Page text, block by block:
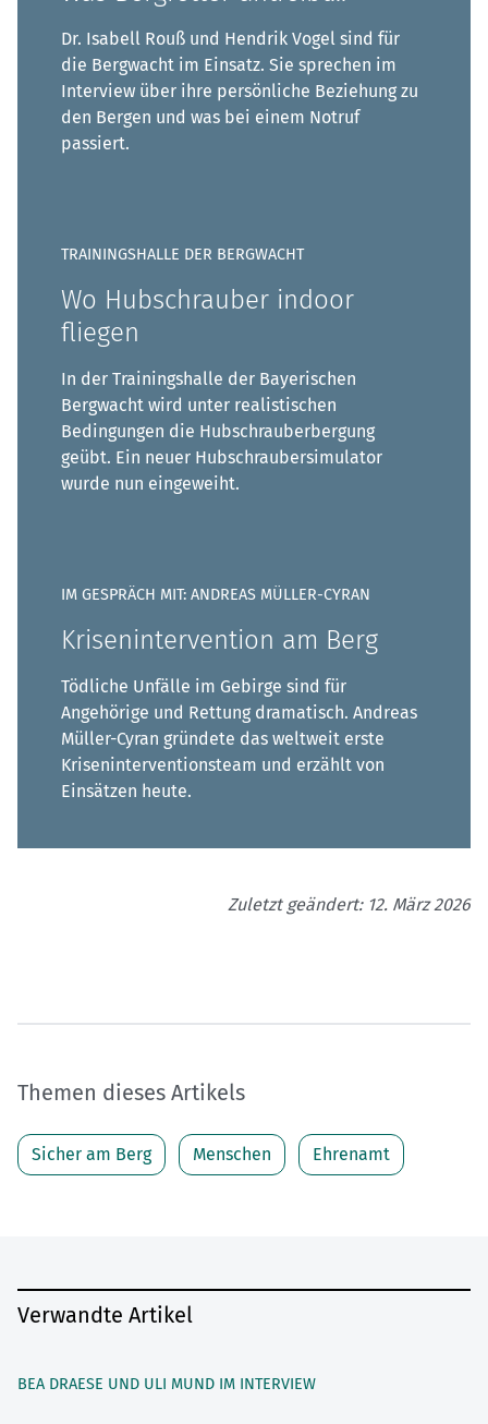
Dr. Isabell Rouß und Hendrik Vogel sind für
die Bergwacht im Einsatz. Sie sprechen im
Interview über ihre persönliche Beziehung zu
den Bergen und was bei einem Notruf
passiert.
TRAININGSHALLE DER BERGWACHT
Wo Hubschrauber indoor
fliegen
In der Trainingshalle der Bayerischen
Bergwacht wird unter realistischen
Bedingungen die Hubschrauberbergung
geübt. Ein neuer Hubschraubersimulator
wurde nun eingeweiht.
IM GESPRÄCH MIT: ANDREAS MÜLLER-CYRAN
Krisenintervention am Berg
Tödliche Unfälle im Gebirge sind für
Angehörige und Rettung dramatisch. Andreas
Müller-Cyran gründete das weltweit erste
Kriseninterventionsteam und erzählt von
Einsätzen heute.
Zuletzt geändert: 12. März 2026
Themen dieses Artikels
Sicher am Berg Menschen Ehrenamt
Verwandte Artikel
BEA DRAESE UND ULI MUND IM INTERVIEW